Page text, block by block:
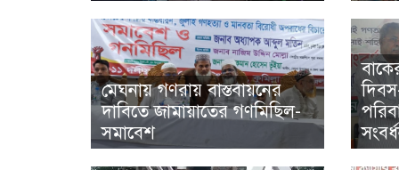
মেঘনায় গণরায় বাস্তবায়নের
দাবিতে জামায়াতের গণমিছিল-
সমাবেশ